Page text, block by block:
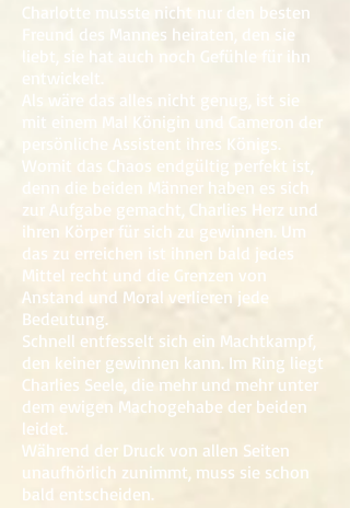
Charlotte musste nicht nur den besten
Freund des Mannes heiraten, den sie
liebt, sie hat auch noch Gefühle für ihn
entwickelt.
Als wäre das alles nicht genug, ist sie
mit einem Mal Königin und Cameron der
persönliche Assistent ihres Königs.
Womit das Chaos endgültig perfekt ist,
denn die beiden Männer haben es sich
zur Aufgabe gemacht, Charlies Herz und
ihren Körper für sich zu gewinnen. Um
das zu erreichen ist ihnen bald jedes
Mittel recht und die Grenzen von
Anstand und Moral verlieren jede
Bedeutung.
Schnell entfesselt sich ein Machtkampf,
den keiner gewinnen kann. Im Ring liegt
Charlies Seele, die mehr und mehr unter
dem ewigen Machogehabe der beiden
leidet.
Während der Druck von allen Seiten
unaufhörlich zunimmt, muss sie schon
bald entscheiden.